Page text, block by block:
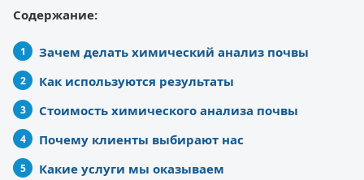
Содержание:
Зачем делать химический анализ почвы
Как используются результаты
Стоимость химического анализа почвы
Почему клиенты выбирают нас
Какие услуги мы оказываем